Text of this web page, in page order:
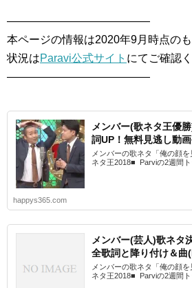
—————————————
本ページの情報は2020年9月時点の
状況はParavi公式サイト にてご確認
—————————————
メンバー(歌ネタ王優
詞UP！無料見逃し動
メンバーの歌ネタ「俺の顔
ネタ王2018■ Parviの2週間ト
happys365.com
メンバー(芸人)歌ネタ
全歌詞と降り付け＆曲
メンバーの歌ネタ「俺の顔
ネタ王2018■ Parviの2週間ト